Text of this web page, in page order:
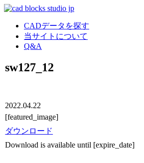
CADデータを探す
当サイトについて
Q&A
sw127_12
2022.04.22
[featured_image]
ダウンロード
Download is available until [expire_date]